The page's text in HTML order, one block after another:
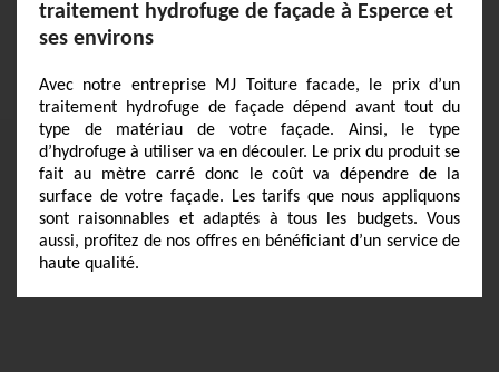
traitement hydrofuge de façade à Esperce et
ses environs
Avec notre entreprise MJ Toiture facade, le prix d’un
traitement hydrofuge de façade dépend avant tout du
type de matériau de votre façade. Ainsi, le type
d’hydrofuge à utiliser va en découler. Le prix du produit se
fait au mètre carré donc le coût va dépendre de la
surface de votre façade. Les tarifs que nous appliquons
sont raisonnables et adaptés à tous les budgets. Vous
aussi, profitez de nos offres en bénéficiant d’un service de
haute qualité.